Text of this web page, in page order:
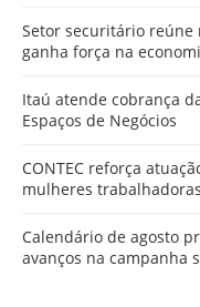
Setor securitário reúne
ganha força na
Itaú atende cobrança
Espaços de Negócios
CONTEC reforça
mulheres trabalhadoras
Calendário de agosto
avanços na campanha